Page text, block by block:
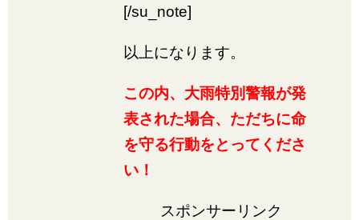
[/su_note]
以上になります。
この内、大雨特別警報が発
表された場合、ただちに命
を守る行動をとってくださ
い！
スポンサーリンク